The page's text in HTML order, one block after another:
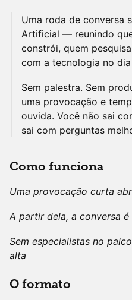
Uma roda de conversa
Artificial — reunindo
constrói, quem
com a tecnologia no
Sem palestra. Sem
uma provocação e
ouvida. Você não sai
sai com perguntas
Como funciona
Uma provocação curta
A partir dela, a conversa
Sem especialistas no
alta
O formato